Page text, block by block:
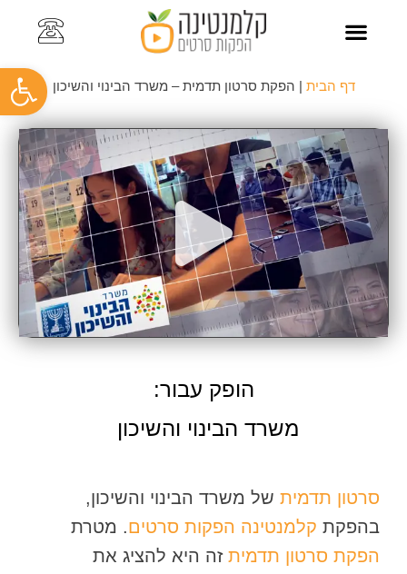
דף הבית הפקת סרטון תדמית – משרד הבינוי והשיכון
הופק עבור:
משרד הבינוי והשיכון
סרטון תדמית של משרד הבינוי והשיכון,
בהפקת קלמנטינה הפקות סרטים. מטרת
הפקת סרטון תדמית זה היא להציג את